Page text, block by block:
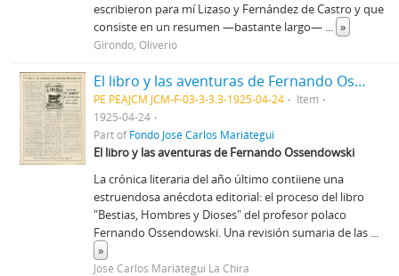
escribieron para mí Lizaso y Fernández de Castro y que
consiste en un resumen —bastante largo— ... »
Girondo, Oliverio
El libro y las aventuras de Fernando Ossendowski [Recorte de prensa]
PE PEAJCM JCM-F-03-3-3.3-1925-04-24
Item
1925-04-24
Part ofFondo José Carlos Mariátegui
El libro y las aventuras de Fernando Ossendowski
La crónica literaria del año último contiiene una
estruendosa anécdota editorial: el proceso del libro
"Bestias, Hombres y Dioses" del profesor polaco
Fernando Ossendowski. Una revisión sumaria de las ...
»
José Carlos Mariátegui La Chira